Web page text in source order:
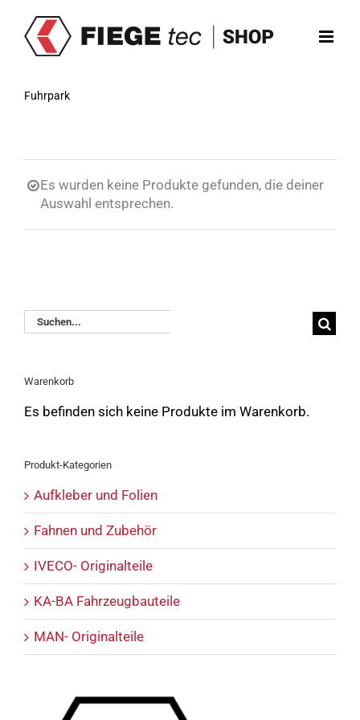
Inhalt
springen
Fuhrpark
Es wurden keine Produkte gefunden, die deiner
Auswahl entsprechen.
Suche
nach:
Warenkorb
Es befinden sich keine Produkte im Warenkorb.
Produkt-Kategorien
Aufkleber und Folien
Fahnen und Zubehör
IVECO- Originalteile
KA-BA Fahrzeugbauteile
MAN- Originalteile